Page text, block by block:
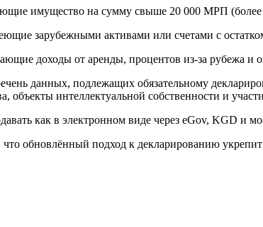
имущество на сумму свыше 20 000 МРП (более
зарубежными активами или счетами с
доходы от аренды, процентов из-за рубежа и
данных, подлежащих обязательному
объекты интеллектуальной собственности и
как в электронном виде через eGov, KGD и
обновлённый подход к декларированию